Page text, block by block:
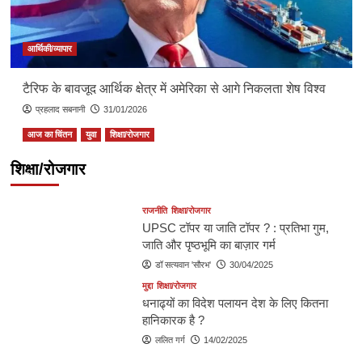
आर्थिकी/व्यापार
टैरिफ के बावजूद आर्थिक क्षेत्र में अमेरिका से आगे निकलता शेष विश्व
प्रहलाद सबनानी 31/01/2026
शिक्षा/रोजगार
आज का चिंतन युवा शिक्षा/रोजगार
… निश्चित रूप से आप आगे बढ़ेंगे
डॉ॰ राकेश कुमार आर्य
राजनीति शिक्षा/रोजगार
UPSC टॉपर या जाति टॉपर ? : प्रतिभा गुम,
जाति और पृष्ठभूमि का बाज़ार गर्म
डॉ सत्यवान 'सौरभ' 30/04/2025
मुद्दा शिक्षा/रोजगार
धनाढ्यों का विदेश पलायन देश के लिए कितना
हानिकारक है ?
ललित गर्ग 14/02/2025